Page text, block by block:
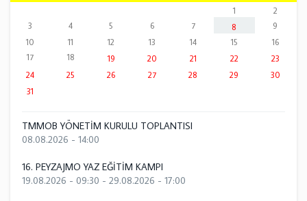
1
2
3
4 5 6 7 8
9
10
11 12 13 14 15
16
17
18 19 20 21 22
23
24
25 26 27 28 29
30
31
TMMOB YÖNETİM KURULU TOPLANTISI
08.08.2026 - 14:00
16. PEYZAJMO YAZ EĞİTİM KAMPI
19.08.2026 - 09:30 - 29.08.2026 - 17:00